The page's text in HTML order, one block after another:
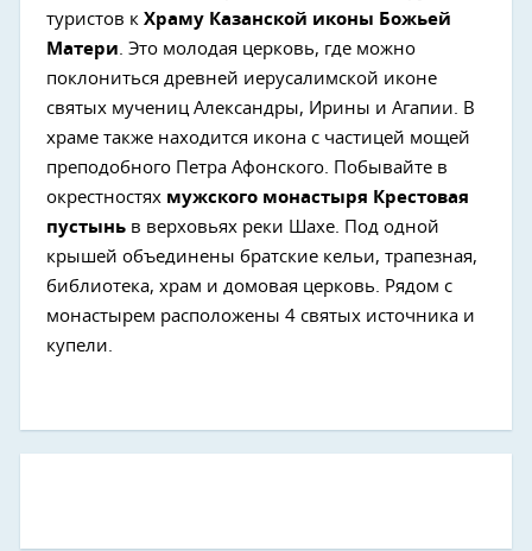
туристов к Храму Казанской иконы Божьей
Матери . Это молодая церковь, где можно
поклониться древней иерусалимской иконе
святых мучениц Александры, Ирины и Агапии. В
храме также находится икона с частицей мощей
преподобного Петра Афонского. Побывайте в
окрестностях мужского монастыря Крестовая
пустынь в верховьях реки Шахе. Под одной
крышей объединены братские кельи, трапезная,
библиотека, храм и домовая церковь. Рядом с
монастырем расположены 4 святых источника и
купели.